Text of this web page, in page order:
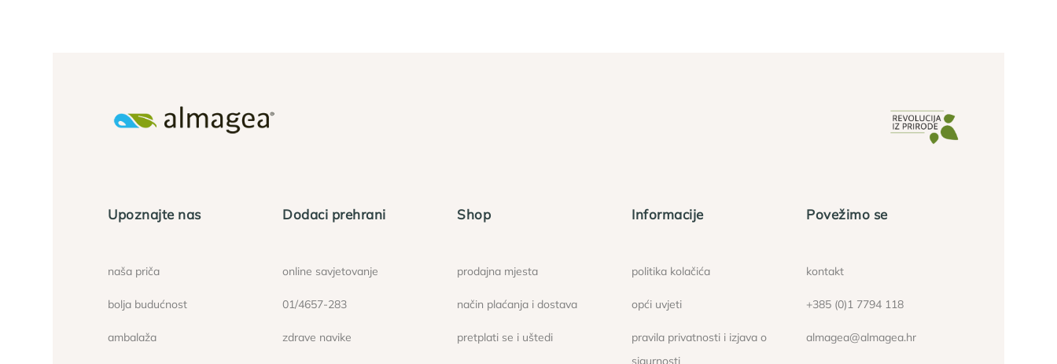
Upoznajte nas
naša priča
bolja budućnost
ambalaža
Dodaci prehrani
online savjetovanje
01/4657-283
zdrave navike
Shop
prodajna mjesta
način plaćanja i dostava
pretplati se i uštedi
Informacije
politika kolačića
opći uvjeti
pravila privatnosti i izjava o
sigurnosti
Povežimo se
kontakt
+385 (0)1 7794 118
almagea@almagea.hr